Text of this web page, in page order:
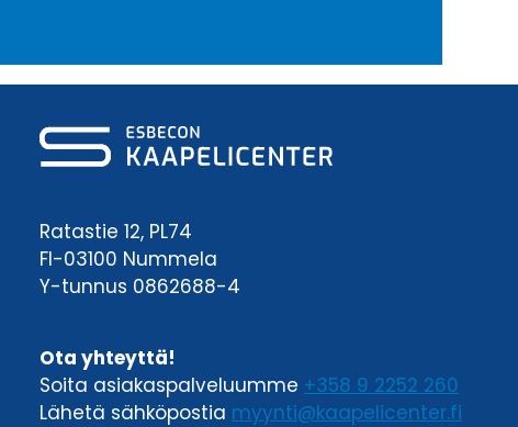
Ratastie 12, PL74
FI-03100 Nummela
Y-tunnus 0862688-4
Ota yhteyttä!
Soita asiakaspalveluumme +358 9 2252 260
Lähetä sähköpostia myynti@kaapelicenter.fi